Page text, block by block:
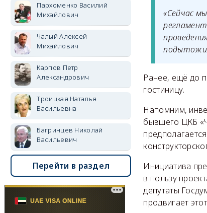
«Сейчас
Ранее, ещё до
гостиницу.
Напомним,
бывшего ЦКБ
Инициатива
в пользу
депутаты
продвигает
Пархоменко Василий
Михайлович
Чалый Алексей
Михайлович
Карпов Петр
Александрович
Троицкая Наталья
Васильевна
Багринцев Николай
Васильевич
Перейти в раздел